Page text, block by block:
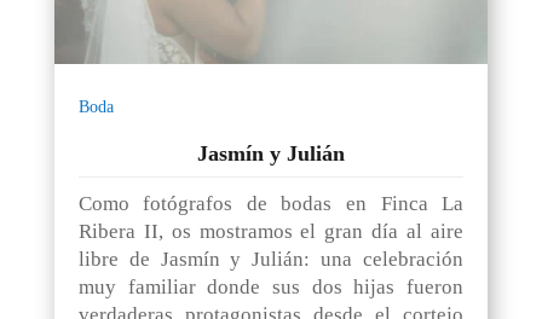
Boda
Jasmín y Julián
Como fotógrafos de bodas en Finca La
Ribera II, os mostramos el gran día al aire
libre de Jasmín y Julián: una celebración
muy familiar donde sus dos hijas fueron